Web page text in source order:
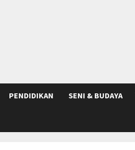
PENDIDIKAN SENI & BUDAYA